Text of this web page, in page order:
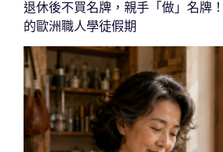
退休後不買名牌，親手「做」名牌
的歐洲職人學徒假期